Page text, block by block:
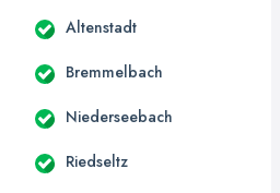
Altenstadt
Bremmelbach
Niederseebach
Riedseltz